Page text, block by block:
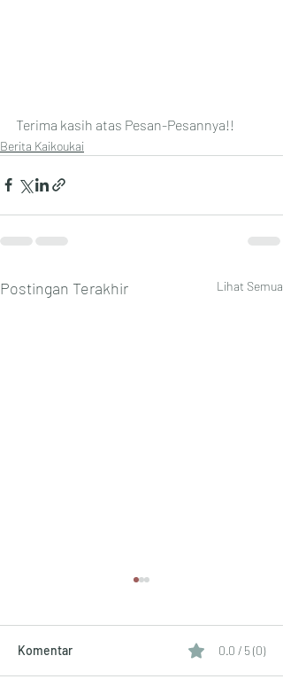
Terima kasih atas Pesan-Pesannya!!
Berita Kaikoukai
Postingan Terakhir Lihat Semua
Komentar 0.0 / 5 (0)